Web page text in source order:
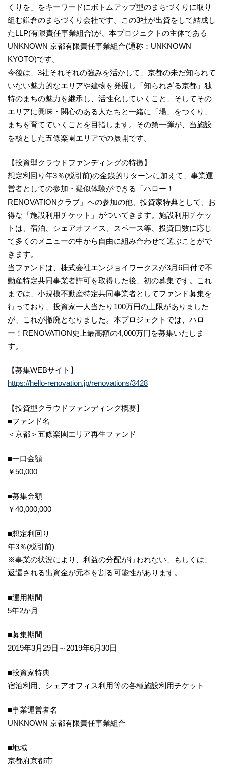
くりを」をキーワードにボトムアップ型のまちづくりに取り
組む鎌倉のまちづくり会社です。この3社が出資をして結成し
たLLP(有限責任事業組合)が、本プロジェクトの主体である
UNKNOWN 京都有限責任事業組合(通称：UNKNOWN
KYOTO)です。
今後は、3社それぞれの強みを活かして、京都の未だ知られて
いない魅力的なエリアや建物を発掘し「知られざる京都」独
特のまちの魅力を継承し、活性化していくこと、そしてその
エリアに興味・関心のある人たちと一緒に「場」をつくり、
まちを育てていくことを目指します。その第一弾が、当施設
を核とした五條楽園エリアでの展開です。
【投資型クラウドファンディングの特徴】
想定利回り年3％(税引前)の金銭的リターンに加えて、事業運
営者としての参加・疑似体験ができる「ハロー！
RENOVATIONクラブ」への参加の他、投資家特典として、お
得な「施設利用チケット」がついてきます。施設利用チケッ
トは、宿泊、シェアオフィス、スペース等、投資口数に応じ
て多くのメニューの中から自由に組み合わせて選ぶことがで
きます。
当ファンドは、株式会社エンジョイワークスが3月6日付で不
動産特定共同事業者許可を取得した後、初の募集です。これ
までは、小規模不動産特定共同事業者としてファンド募集を
行っており、投資家一人当たり100万円の上限がありました
が、これが撤廃となりました。本プロジェクトでは、ハロ
ー！RENOVATION史上最高額の4,000万円を募集いたしま
す。
【募集WEBサイト】
https://hello-renovation.jp/renovations/3428
【投資型クラウドファンディング概要】
■ファンド名
＜京都＞五條楽園エリア再生ファンド
■一口金額
￥50,000
■募集金額
￥40,000,000
■想定利回り
年3％(税引前)
※事業の状況により、利益の分配が行われない、もしくは、
返還される出資金が元本を割る可能性があります。
■運用期間
5年2か月
■募集期間
2019年3月29日～2019年6月30日
■投資家特典
宿泊利用、シェアオフィス利用等の各種施設利用チケット
■事業運営者名
UNKNOWN 京都有限責任事業組合
■地域
京都府京都市